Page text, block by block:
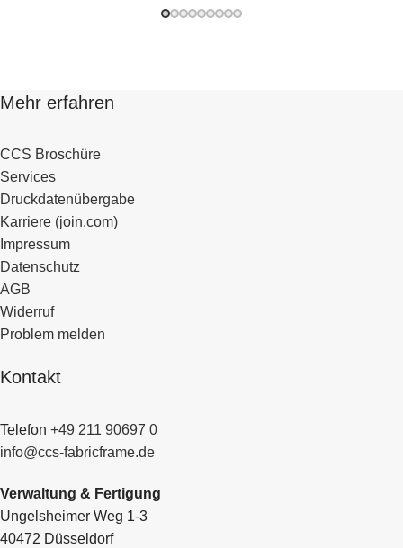
Mehr erfahren
CCS Broschüre
Services
Druckdatenübergabe
Karriere (join.com)
Impressum
Datenschutz
AGB
Widerruf
Problem melden
Kontakt
Telefon +49 211 90697 0
info@ccs-fabricframe.de
Verwaltung & Fertigung
Ungelsheimer Weg 1-3
40472 Düsseldorf